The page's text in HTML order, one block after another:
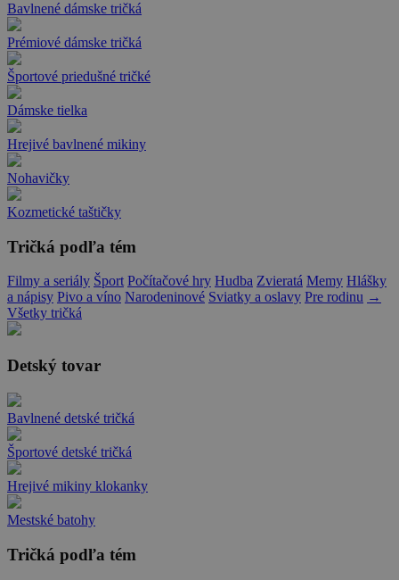
Bavlnené dámske tričká
Prémiové dámske tričká
Športové priedušné tričké
Dámske tielka
Hrejivé bavlnené mikiny
Nohavičky
Kozmetické taštičky
Tričká podľa tém
Filmy a seriály Šport Počítačové hry Hudba Zvieratá Memy Hlášky
a nápisy Pivo a víno Narodeninové Sviatky a oslavy Pre rodinu →
Všetky tričká
Detský tovar
Bavlnené detské tričká
Športové detské tričká
Hrejivé mikiny klokanky
Mestské batohy
Tričká podľa tém